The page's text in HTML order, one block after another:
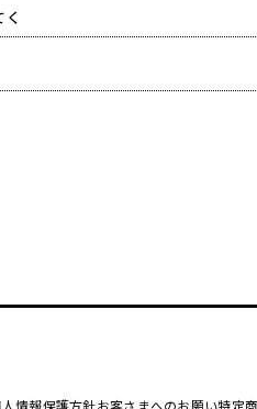
情報保護方針お客さまへのお願い特定